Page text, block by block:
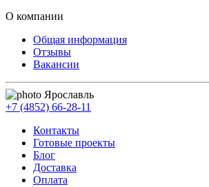
О компании
Общая информация
Отзывы
Вакансии
Ярославль
+7 (4852) 66-28-11
Контакты
Готовые проекты
Блог
Доставка
Оплата